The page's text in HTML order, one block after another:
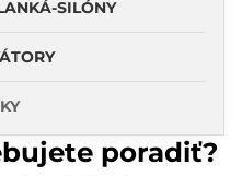
SILÓNY
poradiť?